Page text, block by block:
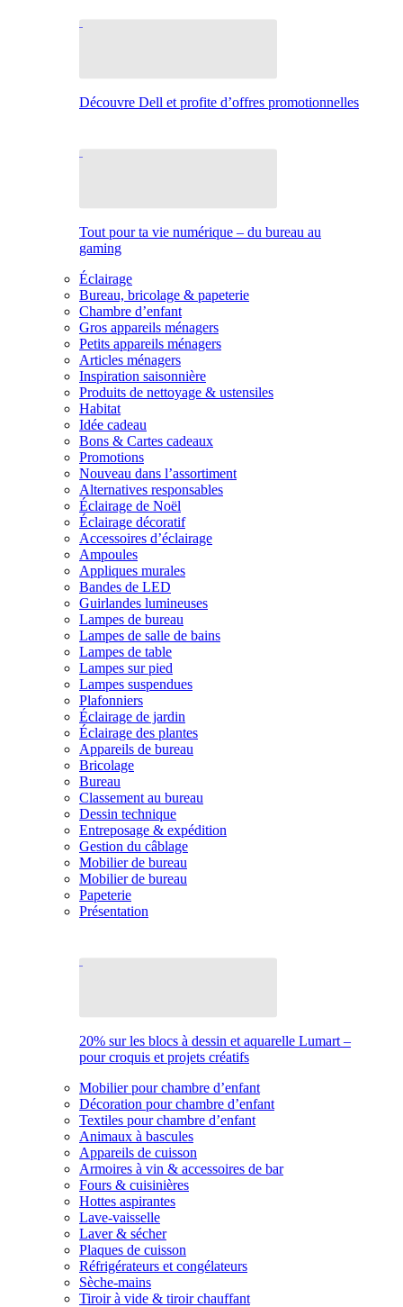
Découvre Dell et profite d’offres promotionnelles
Tout pour ta vie numérique – du bureau au
gaming
Éclairage
Bureau, bricolage & papeterie
Chambre d’enfant
Gros appareils ménagers
Petits appareils ménagers
Articles ménagers
Inspiration saisonnière
Produits de nettoyage & ustensiles
Habitat
Idée cadeau
Bons & Cartes cadeaux
Promotions
Nouveau dans l’assortiment
Alternatives responsables
Éclairage de Noël
Éclairage décoratif
Accessoires d’éclairage
Ampoules
Appliques murales
Bandes de LED
Guirlandes lumineuses
Lampes de bureau
Lampes de salle de bains
Lampes de table
Lampes sur pied
Lampes suspendues
Plafonniers
Éclairage de jardin
Éclairage des plantes
Appareils de bureau
Bricolage
Bureau
Classement au bureau
Dessin technique
Entreposage & expédition
Gestion du câblage
Mobilier de bureau
Mobilier de bureau
Papeterie
Présentation
20% sur les blocs à dessin et aquarelle Lumart –
pour croquis et projets créatifs
Mobilier pour chambre d’enfant
Décoration pour chambre d’enfant
Textiles pour chambre d’enfant
Animaux à bascules
Appareils de cuisson
Armoires à vin & accessoires de bar
Fours & cuisinières
Hottes aspirantes
Lave-vaisselle
Laver & sécher
Plaques de cuisson
Réfrigérateurs et congélateurs
Sèche-mains
Tiroir à vide & tiroir chauffant